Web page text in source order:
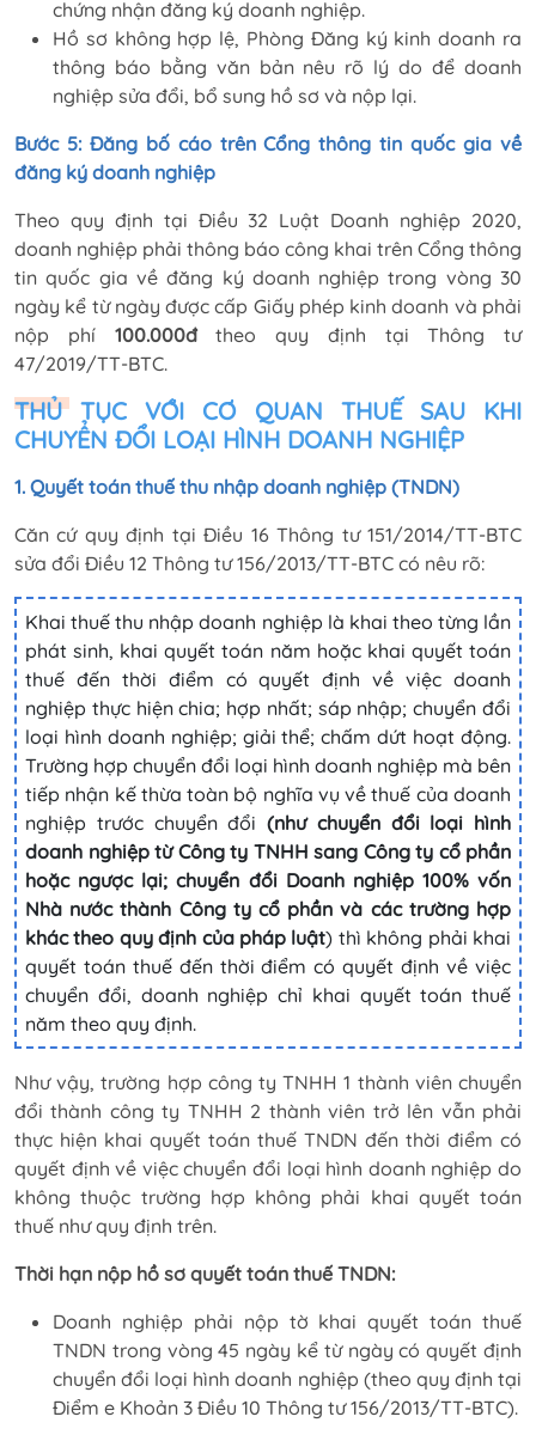
chứng nhận đăng ký doanh nghiệp.
Hồ sơ không hợp lệ, Phòng Đăng ký kinh doanh ra
thông báo bằng văn bản nêu rõ lý do để doanh
nghiệp sửa đổi, bổ sung hồ sơ và nộp lại.
Bước 5: Đăng bố cáo trên Cổng thông tin quốc gia về
đăng ký doanh nghiệp
Theo quy định tại Điều 32 Luật Doanh nghiệp 2020,
doanh nghiệp phải thông báo công khai trên Cổng thông
tin quốc gia về đăng ký doanh nghiệp trong vòng 30
ngày kể từ ngày được cấp Giấy phép kinh doanh và phải
nộp phí 100.000đtheo quy định tại Thông tư
47/2019/TT-BTC.
THỦ TỤC VỚI CƠ QUAN THUẾ SAU KHI
CHUYỂN ĐỔI LOẠI HÌNH DOANH NGHIỆP
1. Quyết toán thuế thu nhập doanh nghiệp (TNDN)
Căn cứ quy định tại Điều 16 Thông tư 151/2014/TT-BTC
sửa đổi Điều 12 Thông tư 156/2013/TT-BTC có nêu rõ:
Khai thuế thu nhập doanh nghiệp là khai theo từng lần
phát sinh, khai quyết toán năm hoặc khai quyết toán
thuế đến thời điểm có quyết định về việc doanh
nghiệp thực hiện chia; hợp nhất; sáp nhập; chuyển đổi
loại hình doanh nghiệp; giải thể; chấm dứt hoạt động.
Trường hợp chuyển đổi loại hình doanh nghiệp mà bên
tiếp nhận kế thừa toàn bộ nghĩa vụ về thuế của doanh
nghiệp trước chuyển đổi (như chuyển đổi loại hình
doanh nghiệp từ Công ty TNHH sang Công ty cổ phần
hoặc ngược lại; chuyển đổi Doanh nghiệp 100% vốn
Nhà nước thành Công ty cổ phần và các trường hợp
khác theo quy định của pháp luật) thì không phải khai
quyết toán thuế đến thời điểm có quyết định về việc
chuyển đổi, doanh nghiệp chỉ khai quyết toán thuế
năm theo quy định.
Như vậy, trường hợp công ty TNHH 1 thành viên chuyển
đổi thành công ty TNHH 2 thành viên trở lên vẫn phải
thực hiện khai quyết toán thuế TNDN đến thời điểm có
quyết định về việc chuyển đổi loại hình doanh nghiệp do
không thuộc trường hợp không phải khai quyết toán
thuế như quy định trên.
Thời hạn nộp hồ sơ quyết toán thuế TNDN:
Doanh nghiệp phải nộp tờ khai quyết toán thuế
TNDN trong vòng 45 ngày kể từ ngày có quyết định
chuyển đổi loại hình doanh nghiệp (theo quy định tại
Điểm e Khoản 3 Điều 10 Thông tư 156/2013/TT-BTC).